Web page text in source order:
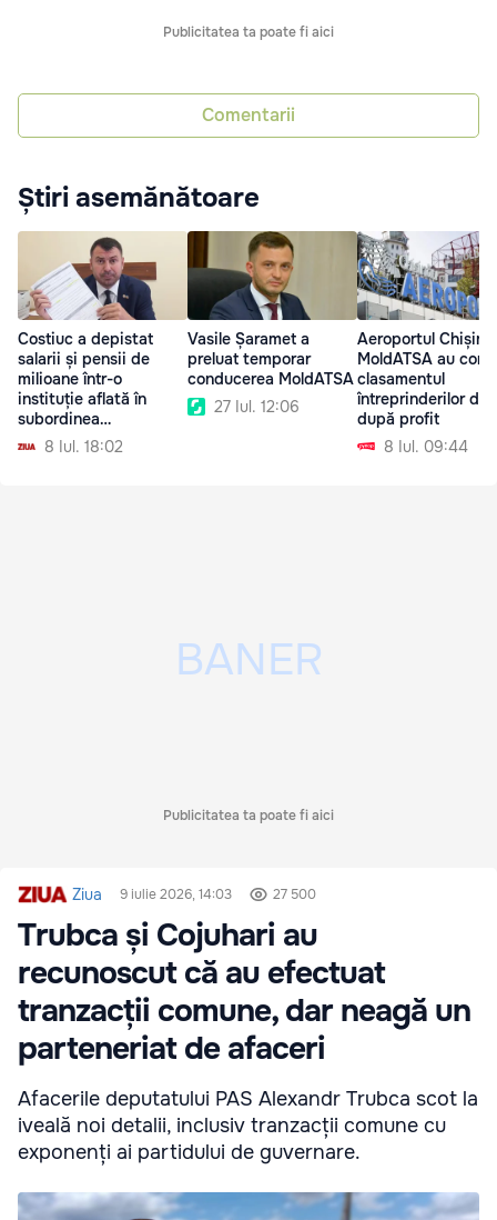
Publicitatea ta poate fi aici
Comentarii
Știri asemănătoare
Costiuc a depistat
salarii și pensii de
milioane într-o
instituție aflată în
subordinea
Ministerului Finanțelor
8 Iul. 18:02
Vasile Șaramet a
preluat temporar
conducerea MoldATSA
27 Iul. 12:06
Aeroportul
MoldATSA au
clasamentul
întreprinderilor de
după profit
8 Iul. 09:44
Publicitatea ta poate fi aici
Ziua 9 iulie 2026, 14:03 27 500
Trubca și Cojuhari au
recunoscut că au efectuat
tranzacții comune, dar neagă un
parteneriat de afaceri
Afacerile deputatului PAS Alexandr Trubca scot la
iveală noi detalii, inclusiv tranzacții comune cu
exponenți ai partidului de guvernare.